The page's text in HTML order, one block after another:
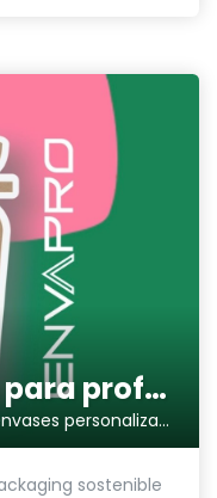
ENVAPRO, Envases para profesionales
Líder en packaging sostenible y envases personalizados para Hostelería
sostenible